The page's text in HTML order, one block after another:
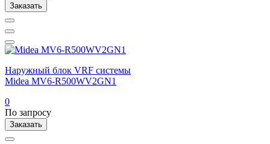
Заказать
Наружный блок VRF системы
Midea MV6-R500WV2GN1
0
По запросу
Заказать